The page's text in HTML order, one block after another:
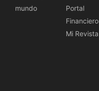
mundo
Portal
Financiero
Mi Revista